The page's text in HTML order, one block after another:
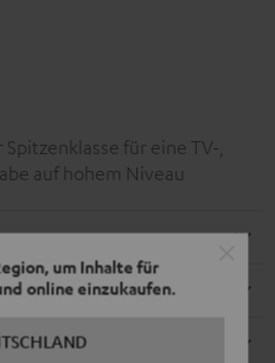
um Inhalte für
online einzukaufen.
für eine TV-,
auf hohem Niveau